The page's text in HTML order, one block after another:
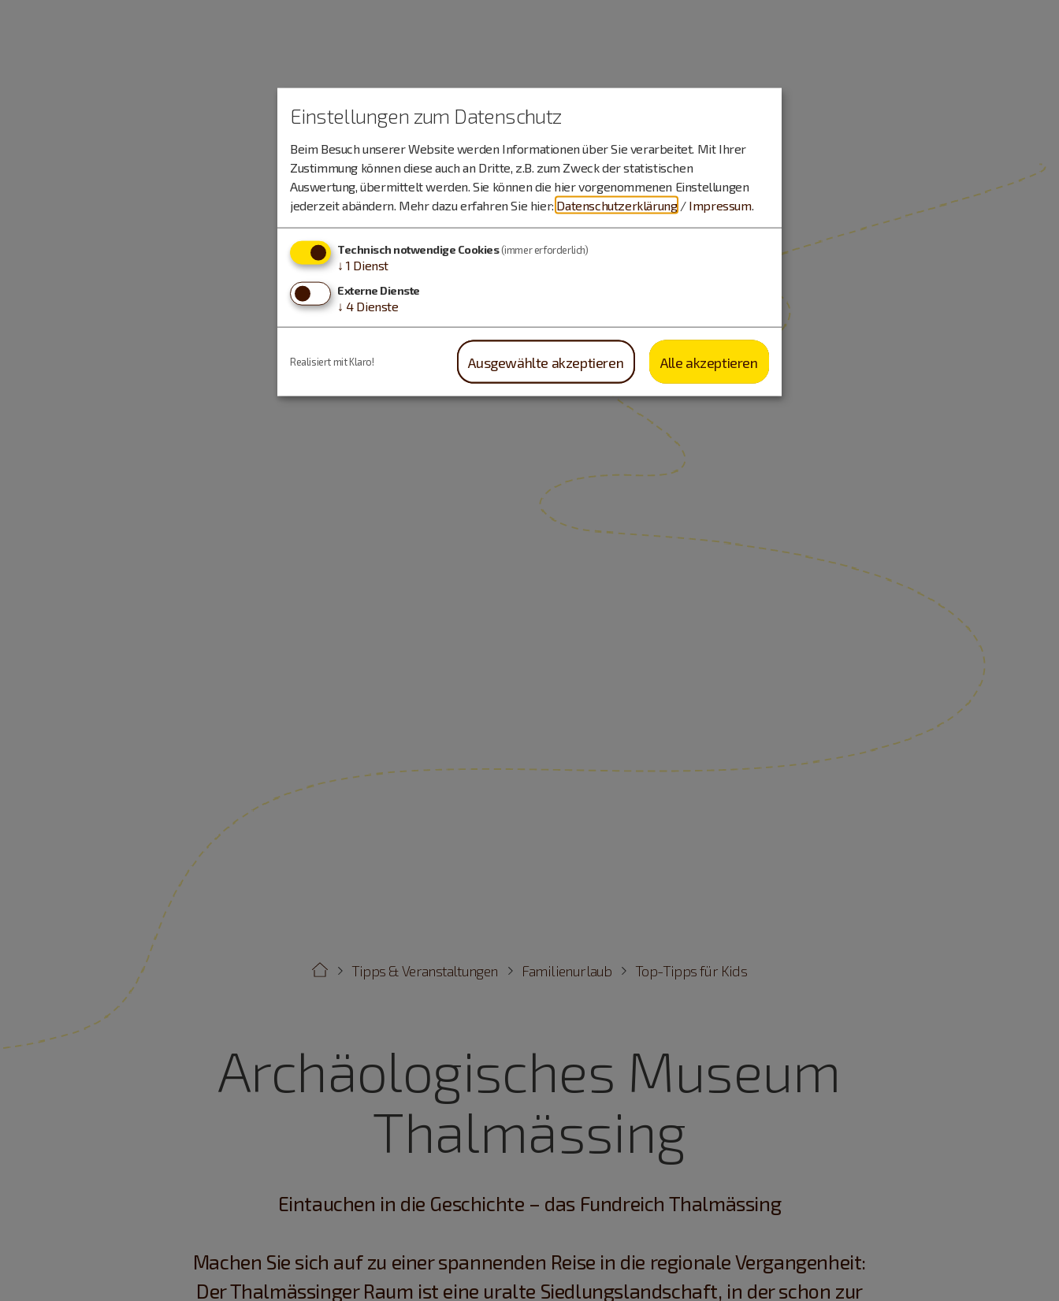
Top-Tipps für Kids
Familienurlaub
Tipps & Veranstaltungen
Archäologisches Museum
Thalmässing
Eintauchen in die Geschichte – das Fundreich Thalmässing
Machen Sie sich auf zu einer spannenden Reise in die regionale Vergangenheit:
Der Thalmässinger Raum ist eine uralte Siedlungslandschaft, in der schon zur
Einstellungen zum Datenschutz
Beim Besuch unserer Website werden Informationen über Sie verarbeitet. Mit Ihrer
Zustimmung können diese auch an Dritte, z.B. zum Zweck der statistischen
Auswertung, übermittelt werden. Sie können die hier vorgenommenen Einstellungen
jederzeit abändern. Mehr dazu erfahren Sie hier: Datenschutzerklärung / Impressum.
Technisch notwendige Cookies(immer erforderlich)
↓ 1 Dienst
Externe Dienste
↓ 4 Dienste
Ausgewählte akzeptieren Alle akzeptieren
Realisiert mit Klaro!